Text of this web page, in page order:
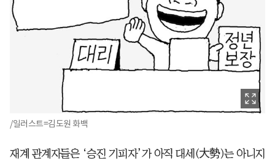
/일러스트=김도원 화백
재계 관계자들은 ‘승진 기피자’가 아직 대세(大勢)는 아니지